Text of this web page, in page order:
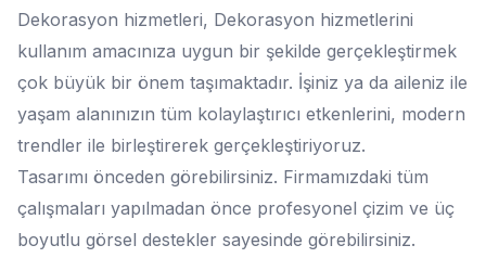
Dekorasyon hizmetleri, Dekorasyon hizmetlerini
kullanım amacınıza uygun bir şekilde gerçekleştirmek
çok büyük bir önem taşımaktadır. İşiniz ya da aileniz ile
yaşam alanınızın tüm kolaylaştırıcı etkenlerini, modern
trendler ile birleştirerek gerçekleştiriyoruz.
Tasarımı önceden görebilirsiniz. Firmamızdaki tüm
çalışmaları yapılmadan önce profesyonel çizim ve üç
boyutlu görsel destekler sayesinde görebilirsiniz.